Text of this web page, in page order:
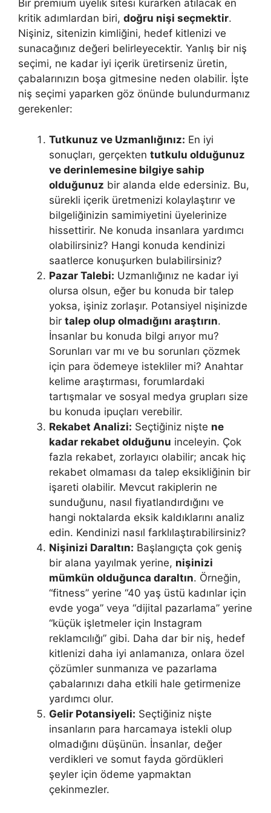
Bir premium üyelik sitesi kurarken atılacak en
kritik adımlardan biri, doğru nişi seçmektir.
Nişiniz, sitenizin kimliğini, hedef kitlenizi ve
sunacağınız değeri belirleyecektir. Yanlış bir niş
seçimi, ne kadar iyi içerik üretirseniz üretin,
çabalarınızın boşa gitmesine neden olabilir. İşte
niş seçimi yaparken göz önünde bulundurmanız
gerekenler:
Tutkunuz ve Uzmanlığınız: En iyi
sonuçları, gerçekten tutkulu olduğunuz
ve derinlemesine bilgiye sahip
olduğunuz bir alanda elde edersiniz. Bu,
sürekli içerik üretmenizi kolaylaştırır ve
bilgeliğinizin samimiyetini üyelerinize
hissettirir. Ne konuda insanlara yardımcı
olabilirsiniz? Hangi konuda kendinizi
saatlerce konuşurken bulabilirsiniz?
Pazar Talebi: Uzmanlığınız ne kadar iyi
olursa olsun, eğer bu konuda bir talep
yoksa, işiniz zorlaşır. Potansiyel nişinizde
bir talep olup olmadığını araştırın.
İnsanlar bu konuda bilgi arıyor mu?
Sorunları var mı ve bu sorunları çözmek
için para ödemeye istekliler mi? Anahtar
kelime araştırması, forumlardaki
tartışmalar ve sosyal medya grupları size
bu konuda ipuçları verebilir.
Rekabet Analizi: Seçtiğiniz nişte ne
kadar rekabet olduğunu inceleyin. Çok
fazla rekabet, zorlayıcı olabilir; ancak hiç
rekabet olmaması da talep eksikliğinin bir
işareti olabilir. Mevcut rakiplerin ne
sunduğunu, nasıl fiyatlandırdığını ve
hangi noktalarda eksik kaldıklarını analiz
edin. Kendinizi nasıl farklılaştırabilirsiniz?
Nişinizi Daraltın: Başlangıçta çok geniş
bir alana yayılmak yerine, nişinizi
mümkün olduğunca daraltın. Örneğin,
“fitness” yerine “40 yaş üstü kadınlar için
evde yoga” veya “dijital pazarlama” yerine
“küçük işletmeler için Instagram
reklamcılığı” gibi. Daha dar bir niş, hedef
kitlenizi daha iyi anlamanıza, onlara özel
çözümler sunmanıza ve pazarlama
çabalarınızı daha etkili hale getirmenize
yardımcı olur.
Gelir Potansiyeli: Seçtiğiniz nişte
insanların para harcamaya istekli olup
olmadığını düşünün. İnsanlar, değer
verdikleri ve somut fayda gördükleri
şeyler için ödeme yapmaktan
çekinmezler.